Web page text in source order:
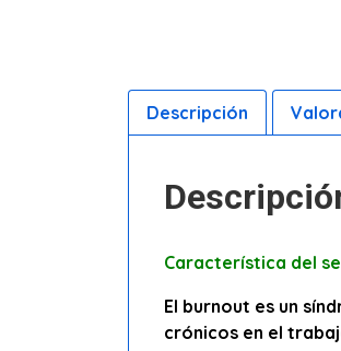
Descripción
Característica del
El burnout es un
crónicos en el